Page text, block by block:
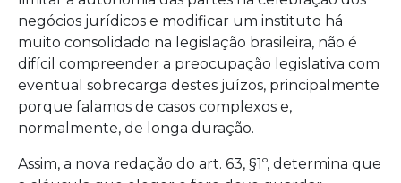
negócios jurídicos e modificar um instituto há
muito consolidado na legislação brasileira, não é
difícil compreender a preocupação legislativa com
eventual sobrecarga destes juízos, principalmente
porque falamos de casos complexos e,
normalmente, de longa duração.
Assim, a nova redação do art. 63, §1º, determina que